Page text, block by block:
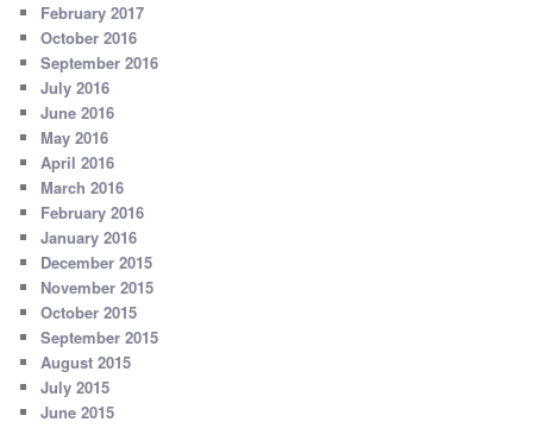
February 2017
October 2016
September 2016
July 2016
June 2016
May 2016
April 2016
March 2016
February 2016
January 2016
December 2015
November 2015
October 2015
September 2015
August 2015
July 2015
June 2015